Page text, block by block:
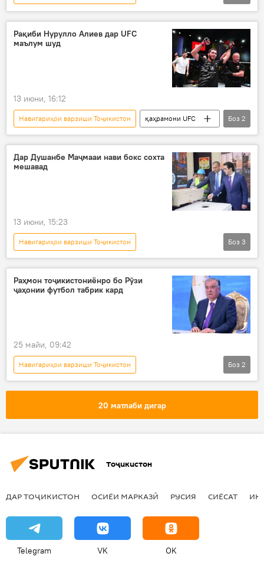
Дар Тоҷикистон
футбол
Валерий Ғуломҳайдаров
Рақиби Нурулло Алиев дар UFC
маълум шуд
13 июни, 16:12
Навигариҳои варзиши Тоҷикистон
қаҳрамони UFC
муҳорибаҳои омехта
Дар Тоҷикистон
Боз 2
Дар Душанбе Маҷмааи нави бокс сохта
мешавад
13 июни, 15:23
Навигариҳои варзиши Тоҷикистон
Дар Тоҷикистон
Душанбе
бокс
Боз 3
Раҳмон тоҷикистониёнро бо Рӯзи
ҷаҳонии футбол табрик кард
25 майи, 09:42
Навигариҳои варзиши Тоҷикистон
Дар Тоҷикистон
футбол
Боз 2
20 матлаби дигар
Тоҷикистон
ДАР ТОҶИКИСТОН ОСИЁИ МАРКАЗӢ РУСИЯ СИЁСАТ
Telegram VK OK